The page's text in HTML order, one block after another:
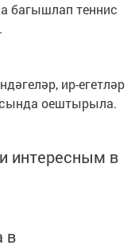
багышлап теннис
ир-егетләр
оештырыла.
интересным в
в